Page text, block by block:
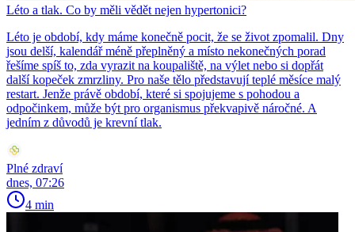
Léto a tlak. Co by měli vědět nejen hypertonici?
Léto je období, kdy máme konečně pocit, že se život zpomalil. Dny
jsou delší, kalendář méně přeplněný a místo nekonečných porad
řešíme spíš to, zda vyrazit na koupaliště, na výlet nebo si dopřát
další kopeček zmrzliny. Pro naše tělo představují teplé měsíce malý
restart. Jenže právě období, které si spojujeme s pohodou a
odpočinkem, může být pro organismus překvapivě náročné. A
jedním z důvodů je krevní tlak.
Plné zdraví
dnes, 07:26
4 min